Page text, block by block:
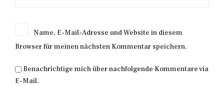
Name, E-Mail-Adresse und Website in diesem
Browser für meinen nächsten Kommentar speichern.
Benachrichtige mich über nachfolgende Kommentare via
E-Mail.